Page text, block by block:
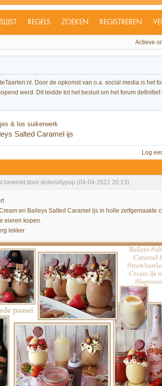
REGELS ZOEKEN REGISTREREN
Actieve
Door de opkomst van o.a. social media is het
werd. Dit leidde tot het besluit om het forum
& los suikerwerk
Salted Caramel ijs
Log
bewerkt door dollelollypop (04-04-2021 20:13)
en Baileys Salted Caramel ijs in holle zelfgemaakte
eieren kopen.
lekker